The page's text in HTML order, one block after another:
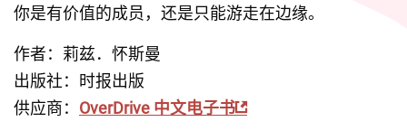
你是有价值的成员，还是只能游走在边缘。
作者：莉兹．怀斯曼
出版社：时报出版
供应商： OverDrive 中文电子书